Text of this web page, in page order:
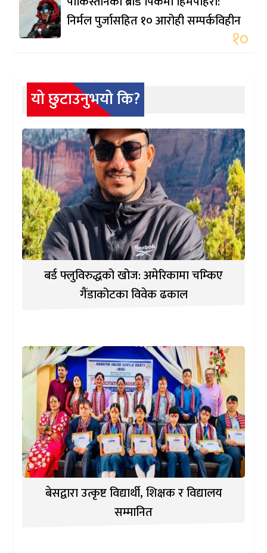
निर्मल पुर्जासहित १० आरोही सम्पर्कविहीन
१०
यो छुटाउनुभयो कि?
बर्ड फ्लुविरुद्धको खोज: अमेरिकामा चम्किए
गैंडाकोटका विवेक ढकाल
बेसद्वारा उत्कृष्ट विद्यार्थी, शिक्षक र विद्यालय
सम्मानित